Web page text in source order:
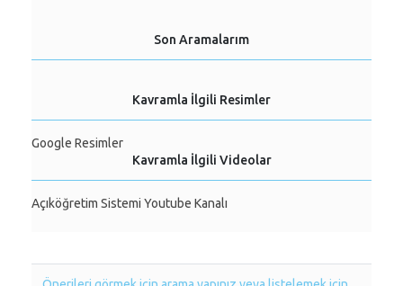
Son Aramalarım
Kavramla İlgili Resimler
Google Resimler
Kavramla İlgili Videolar
Açıköğretim Sistemi Youtube Kanalı